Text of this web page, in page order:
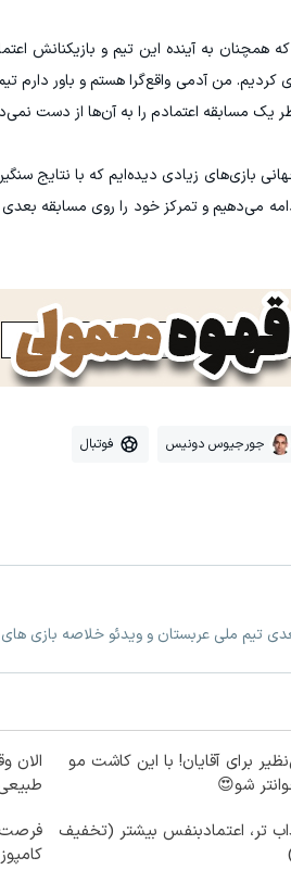
به آینده این تیم و بازیکنانش
کردیم. من آدمی واقع‌گرا هستم و باور دارم
یک مسابقه اعتمادم را به آن‌ها از دست
بازی‌های زیادی دیده‌ایم که با نتایج
ادامه می‌دهیم و تمرکز خود را روی مسابقه
جورجیوس دونیس فوتبال
تیم ملی عربستان و ویدئو خلاصه بازی
برای آقایان! با این کاشت مو
الان
تر، اعتمادبنفس بیشتر (تخفیف